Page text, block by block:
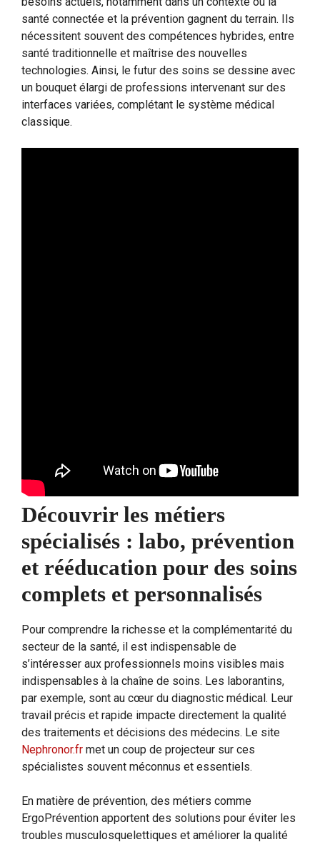
santé connectée et la prévention gagnent du terrain. Ils
nécessitent souvent des compétences hybrides, entre
santé traditionnelle et maîtrise des nouvelles
technologies. Ainsi, le futur des soins se dessine avec
un bouquet élargi de professions intervenant sur des
interfaces variées, complétant le système médical
classique.
Découvrir les métiers
spécialisés : labo, prévention
et rééducation pour des soins
complets et personnalisés
Pour comprendre la richesse et la complémentarité du
secteur de la santé, il est indispensable de
s’intéresser aux professionnels moins visibles mais
indispensables à la chaîne de soins. Les laborantins,
par exemple, sont au cœur du diagnostic médical. Leur
travail précis et rapide impacte directement la qualité
des traitements et décisions des médecins. Le site
Nephronor.fr met un coup de projecteur sur ces
spécialistes souvent méconnus et essentiels.
En matière de prévention, des métiers comme
ErgoPrévention apportent des solutions pour éviter les
troubles musculosquelettiques et améliorer la qualité